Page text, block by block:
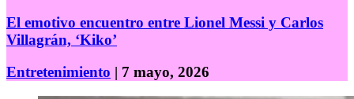
El emotivo encuentro entre Lionel Messi y Carlos
Villagrán, ‘Kiko’
Entretenimiento | 7 mayo, 2026